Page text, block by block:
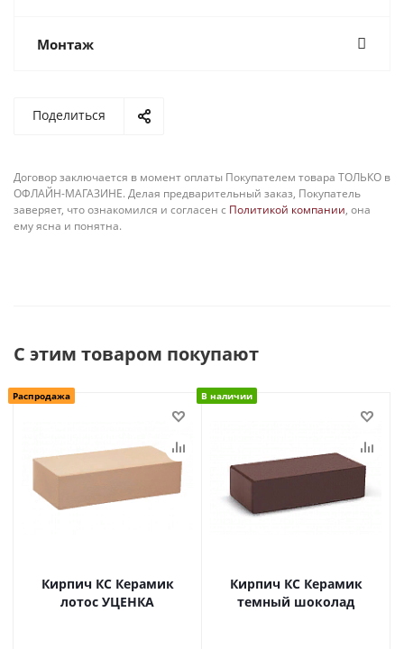
Монтаж
Поделиться
Договор заключается в момент оплаты Покупателем товара ТОЛЬКО в
ОФЛАЙН-МАГАЗИНЕ. Делая предварительный заказ, Покупатель
заверяет, что ознакомился и согласен с Политикой компании, она
ему ясна и понятна.
С этим товаром покупают
Распродажа
Кирпич КС Керамик
лотос УЦЕНКА
В наличии
Кирпич КС Керамик
темный шоколад